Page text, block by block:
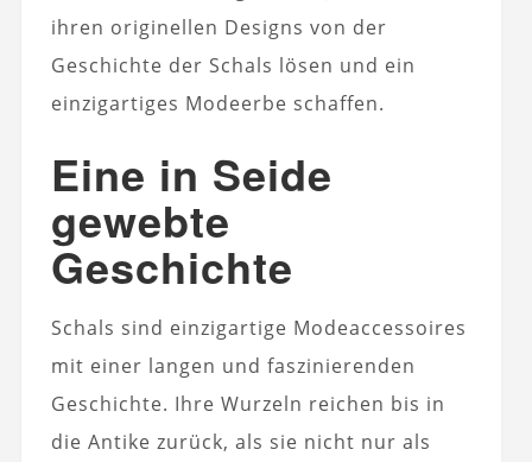
ihren originellen Designs von der
Geschichte der Schals lösen und ein
einzigartiges Modeerbe schaffen.
Eine in Seide
gewebte
Geschichte
Schals sind einzigartige Modeaccessoires
mit einer langen und faszinierenden
Geschichte. Ihre Wurzeln reichen bis in
die Antike zurück, als sie nicht nur als